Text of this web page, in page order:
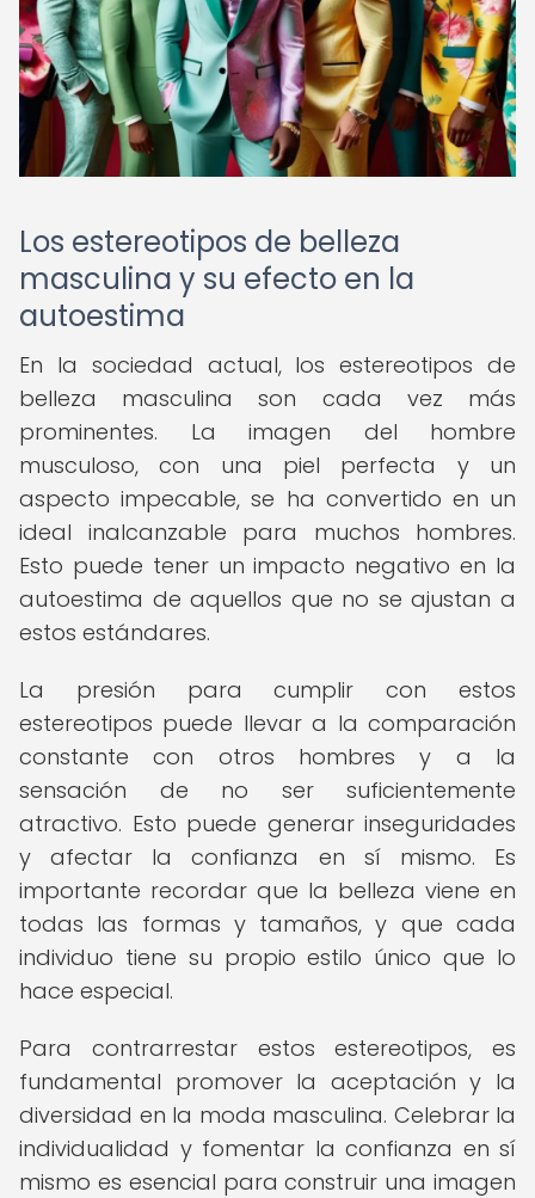
Los estereotipos de belleza
masculina y su efecto en la
autoestima
En la sociedad actual, los estereotipos de
belleza masculina son cada vez más
prominentes. La imagen del hombre
musculoso, con una piel perfecta y un
aspecto impecable, se ha convertido en un
ideal inalcanzable para muchos hombres.
Esto puede tener un impacto negativo en la
autoestima de aquellos que no se ajustan a
estos estándares.
La presión para cumplir con estos
estereotipos puede llevar a la comparación
constante con otros hombres y a la
sensación de no ser suficientemente
atractivo. Esto puede generar inseguridades
y afectar la confianza en sí mismo. Es
importante recordar que la belleza viene en
todas las formas y tamaños, y que cada
individuo tiene su propio estilo único que lo
hace especial.
Para contrarrestar estos estereotipos, es
fundamental promover la aceptación y la
diversidad en la moda masculina. Celebrar la
individualidad y fomentar la confianza en sí
mismo es esencial para construir una imagen